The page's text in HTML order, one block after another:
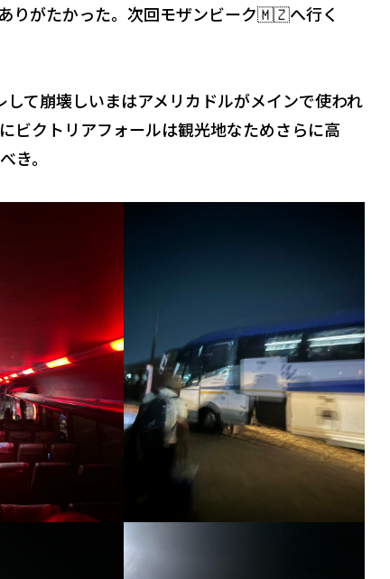
りがたかった。次回モザンビーク🇲🇿へ行く
て崩壊しいまはアメリカドルがメインで使われ
ビクトリアフォールは観光地なためさらに高
き。